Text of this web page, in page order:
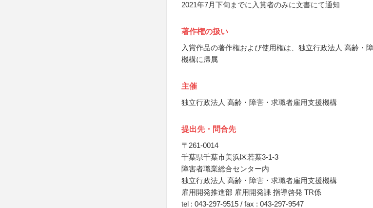
2021年7月下旬までに入賞者のみに文書にて通知
著作権の扱い
入賞作品の著作権および使用権は、独立行政法人 高齢・
機構に帰属
主催
独立行政法人 高齢・障害・求職者雇用支援機構
提出先・問合先
〒261-0014
千葉県千葉市美浜区若葉3-1-3
障害者職業総合センター内
独立行政法人 高齢・障害・求職者雇用支援機構
雇用開発推進部 雇用開発課 指導啓発 TR係
tel : 043-297-9515 / fax : 043-297-9547